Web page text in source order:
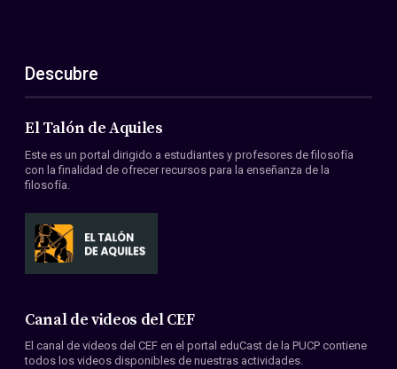
Descubre
El Talón de Aquiles
Este es un portal dirigido a estudiantes y profesores de filosofía
con la finalidad de ofrecer recursos para la enseñanza de la
filosofía.
Canal de videos del CEF
El canal de videos del CEF en el portal eduCast de la PUCP contiene
todos los videos disponibles de nuestras actividades.